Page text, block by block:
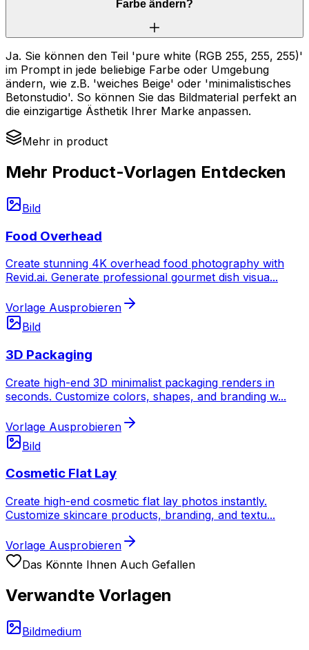
Farbe ändern?
Ja. Sie können den Teil 'pure white (RGB 255, 255, 255)'
im Prompt in jede beliebige Farbe oder Umgebung
ändern, wie z.B. 'weiches Beige' oder 'minimalistisches
Betonstudio'. So können Sie das Bildmaterial perfekt an
die einzigartige Ästhetik Ihrer Marke anpassen.
Mehr in product
Mehr Product-Vorlagen Entdecken
Bild
Food Overhead
Create stunning 4K overhead food photography with
Revid.ai. Generate professional gourmet dish visua...
Vorlage Ausprobieren
Bild
3D Packaging
Create high-end 3D minimalist packaging renders in
seconds. Customize colors, shapes, and branding w...
Vorlage Ausprobieren
Bild
Cosmetic Flat Lay
Create high-end cosmetic flat lay photos instantly.
Customize skincare products, branding, and textu...
Vorlage Ausprobieren
Das Könnte Ihnen Auch Gefallen
Verwandte Vorlagen
Bildmedium